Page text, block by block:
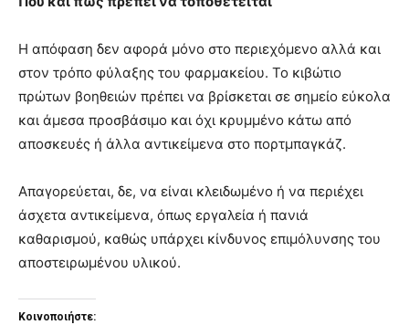
Η απόφαση δεν αφορά μόνο στο περιεχόμενο αλλά και
στον τρόπο φύλαξης του φαρμακείου. Το κιβώτιο
πρώτων βοηθειών πρέπει να βρίσκεται σε σημείο εύκολα
και άμεσα προσβάσιμο και όχι κρυμμένο κάτω από
αποσκευές ή άλλα αντικείμενα στο πορτμπαγκάζ.
Απαγορεύεται, δε, να είναι κλειδωμένο ή να περιέχει
άσχετα αντικείμενα, όπως εργαλεία ή πανιά
καθαρισμού, καθώς υπάρχει κίνδυνος επιμόλυνσης του
αποστειρωμένου υλικού.
Κοινοποιήστε: